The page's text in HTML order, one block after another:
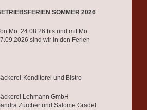
SOMMER 2026
Mo. 24.08.26 bis und mit Mo.
sind wir in den Ferien
Konditorei und Bistro
Lehmann GmbH
Zürcher und Salome Grädel